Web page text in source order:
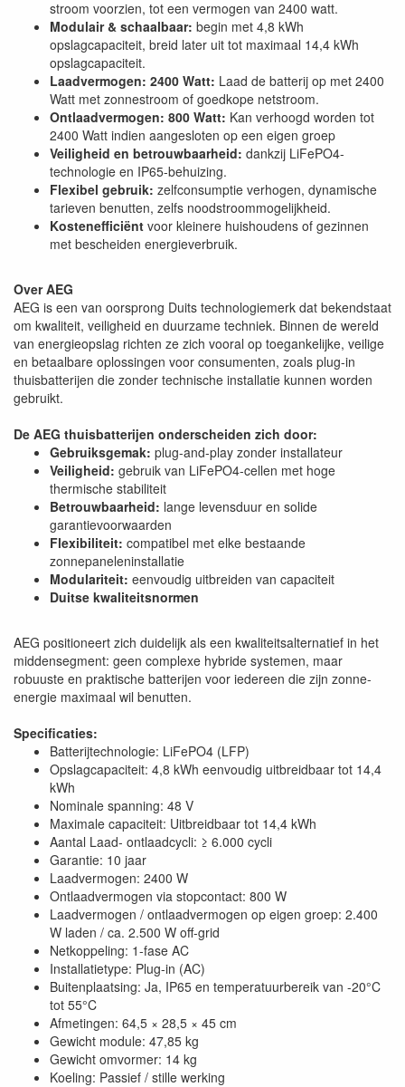
stroom voorzien, tot een vermogen van 2400 watt.
Modulair & schaalbaar: begin met 4,8 kWh
opslagcapaciteit, breid later uit tot maximaal 14,4 kWh
opslagcapaciteit.
Laadvermogen: 2400 Watt: Laad de batterij op met 2400
Watt met zonnestroom of goedkope netstroom.
Ontlaadvermogen: 800 Watt: Kan verhoogd worden tot
2400 Watt indien aangesloten op een eigen groep
Veiligheid en betrouwbaarheid: dankzij LiFePO4-
technologie en IP65-behuizing.
Flexibel gebruik: zelfconsumptie verhogen, dynamische
tarieven benutten, zelfs noodstroommogelijkheid.
Kostenefficiënt voor kleinere huishoudens of gezinnen
met bescheiden energieverbruik.
Over AEG
AEG is een van oorsprong Duits technologiemerk dat bekendstaat
om kwaliteit, veiligheid en duurzame techniek. Binnen de wereld
van energieopslag richten ze zich vooral op toegankelijke, veilige
en betaalbare oplossingen voor consumenten, zoals plug-in
thuisbatterijen die zonder technische installatie kunnen worden
gebruikt.
De AEG thuisbatterijen onderscheiden zich door:
Gebruiksgemak: plug-and-play zonder installateur
Veiligheid: gebruik van LiFePO4-cellen met hoge
thermische stabiliteit
Betrouwbaarheid: lange levensduur en solide
garantievoorwaarden
Flexibiliteit: compatibel met elke bestaande
zonnepaneleninstallatie
Modulariteit: eenvoudig uitbreiden van capaciteit
Duitse kwaliteitsnormen
AEG positioneert zich duidelijk als een kwaliteitsalternatief in het
middensegment: geen complexe hybride systemen, maar
robuuste en praktische batterijen voor iedereen die zijn zonne-
energie maximaal wil benutten.
Specificaties:
Batterijtechnologie: LiFePO4 (LFP)
Opslagcapaciteit: 4,8 kWh eenvoudig uitbreidbaar tot 14,4
kWh
Nominale spanning: 48 V
Maximale capaciteit: Uitbreidbaar tot 14,4 kWh
Aantal Laad- ontlaadcycli: ≥ 6.000 cycli
Garantie: 10 jaar
Laadvermogen: 2400 W
Ontlaadvermogen via stopcontact: 800 W
Laadvermogen / ontlaadvermogen op eigen groep: 2.400
W laden / ca. 2.500 W off-grid
Netkoppeling: 1-fase AC
Installatietype: Plug-in (AC)
Buitenplaatsing: Ja, IP65 en temperatuurbereik van -20°C
tot 55°C
Afmetingen: 64,5 × 28,5 × 45 cm
Gewicht module: 47,85 kg
Gewicht omvormer: 14 kg
Koeling: Passief / stille werking